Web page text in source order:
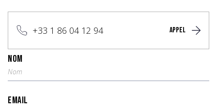
+33 1 86 04 12 94 APPEL
NOM
EMAIL